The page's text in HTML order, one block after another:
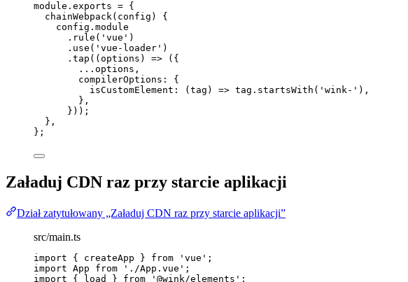
module . exports = {
chainWebpack( config )
{
config . module
. rule ( ' vue ' )
. use ( ' vue-loader ' )
. tap ( ( options ) => ({
... options ,
compilerOptions: {
isCustomElement : ( tag ) => tag . startsWith ( ' wink- ' ),
},
}));
},
};
Załaduj CDN raz przy starcie aplikacji
Dział zatytułowany „Załaduj CDN raz przy starcie aplikacji”
src/main.ts
import { createApp } from ' vue ' ;
import App from ' ./App.vue ' ;
import { load } from ' @wink/elements ' ;